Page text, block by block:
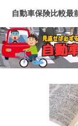
テ
ン
ツ
へ
自動車保険比較最